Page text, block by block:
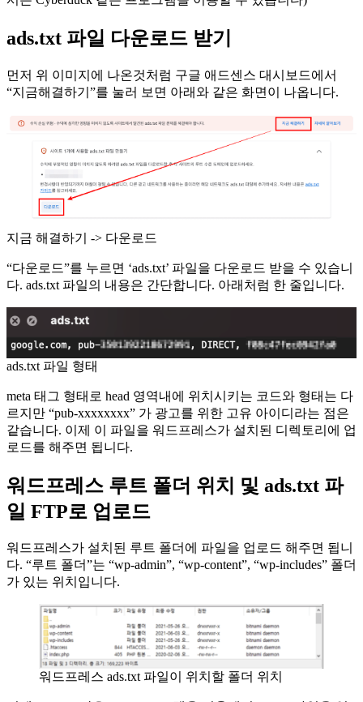
ads.txt 파일 다운로드 받기
먼저 위 이미지에 나온것처럼 구글 애드센스 대시보드에서
“지금해결하기”를 눌러 보면 아래와 같은 화면이 나옵니다.
지금 해결하기 -> 다운로드
“다운로드”를 누르면 ‘ads.txt’ 파일을 다운로드 받을 수 있습니
다. ads.txt 파일의 내용은 간단합니다. 아래처럼 한 줄입니다.
ads.txt 파일 형태
meta 태그 형태로 head 영역내에 위치시키는 코드와 형태는 다
르지만 “pub-xxxxxxxx” 가 광고를 위한 고유 아이디라는 점은
같습니다. 이제 이 파일을 워드프레스가 설치된 디렉토리에 업
로드를 해주면 됩니다.
워드프레스 루트 폴더 위치 및 ads.txt 파
일 FTP로 업로드
워드프레스가 설치된 루트 폴더에 파일을 업로드 해주면 됩니
다. “루트 폴더”는 “wp-admin”, “wp-content”, “wp-includes” 폴더
가 있는 위치입니다.
워드프레스 ads.txt 파일이 위치할 폴더 위치